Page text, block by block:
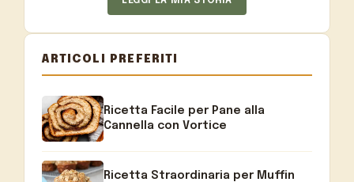
ARTICOLI PREFERITI
Ricetta Facile per Pane alla
Cannella con Vortice
Ricetta Straordinaria per Muffin